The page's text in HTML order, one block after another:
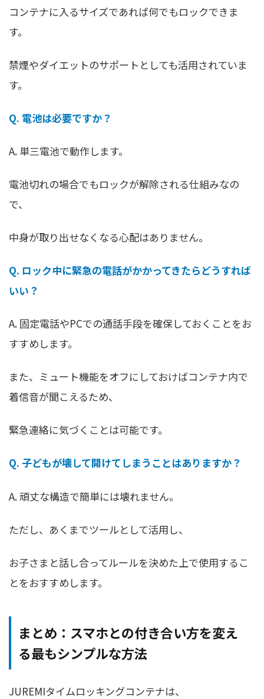
コンテナに入るサイズであれば何でもロックできま
す。
禁煙やダイエットのサポートとしても活用されていま
す。
Q. 電池は必要ですか？
A. 単三電池で動作します。
電池切れの場合でもロックが解除される仕組みなの
で、
中身が取り出せなくなる心配はありません。
Q. ロック中に緊急の電話がかかってきたらどうすれば
いい？
A. 固定電話やPCでの通話手段を確保しておくことをお
すすめします。
また、ミュート機能をオフにしておけばコンテナ内で
着信音が聞こえるため、
緊急連絡に気づくことは可能です。
Q. 子どもが壊して開けてしまうことはありますか？
A. 頑丈な構造で簡単には壊れません。
ただし、あくまでツールとして活用し、
お子さまと話し合ってルールを決めた上で使用するこ
とをおすすめします。
まとめ：スマホとの付き合い方を変え
る最もシンプルな方法
JUREMIタイムロッキングコンテナは、